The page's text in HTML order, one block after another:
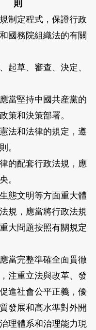
則
制定程式，保證行政
國務院組織法的有關
草、審查、決定、
當堅持中國共産黨的
策和決策部署。
和法律的規定，遵
。
的配套行政法規，應
。
文明等方面重大體
規，應當將行政法規
大問題按照有關規定
當完整準確全面貫徹
注重立法與改革、發
進社會公平正義，優
發展和高水準對外開
理體系和治理能力現